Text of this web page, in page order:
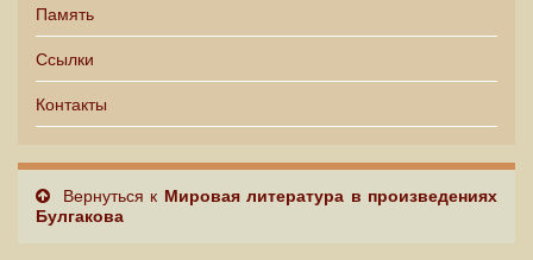
Память
Ссылки
Контакты
Вернуться к Мировая литература в произведениях
Булгакова